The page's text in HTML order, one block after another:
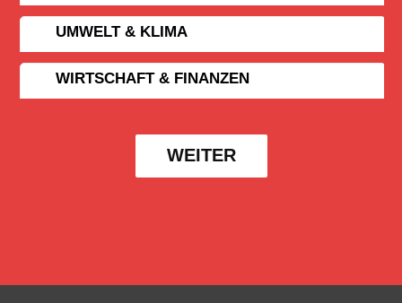
UMWELT & KLIMA
WIRTSCHAFT & FINANZEN
WEITER